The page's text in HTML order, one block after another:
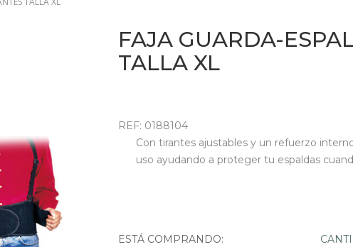
FAJA GUARDA-
TALLA XL
REF: 0188104
Con tirantes ajustables y un refuerzo
uso ayudando a proteger tu espaldas
ESTÁ COMPRANDO: